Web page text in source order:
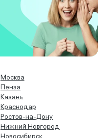
Москва
Пенза
Казань
Краснодар
Ростов-на-Дону
Нижний Новгород
Новосибирск